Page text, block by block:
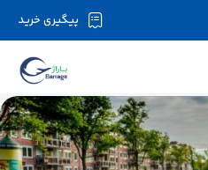
سرور قطع می باشد لطفا
پیگیری خرید